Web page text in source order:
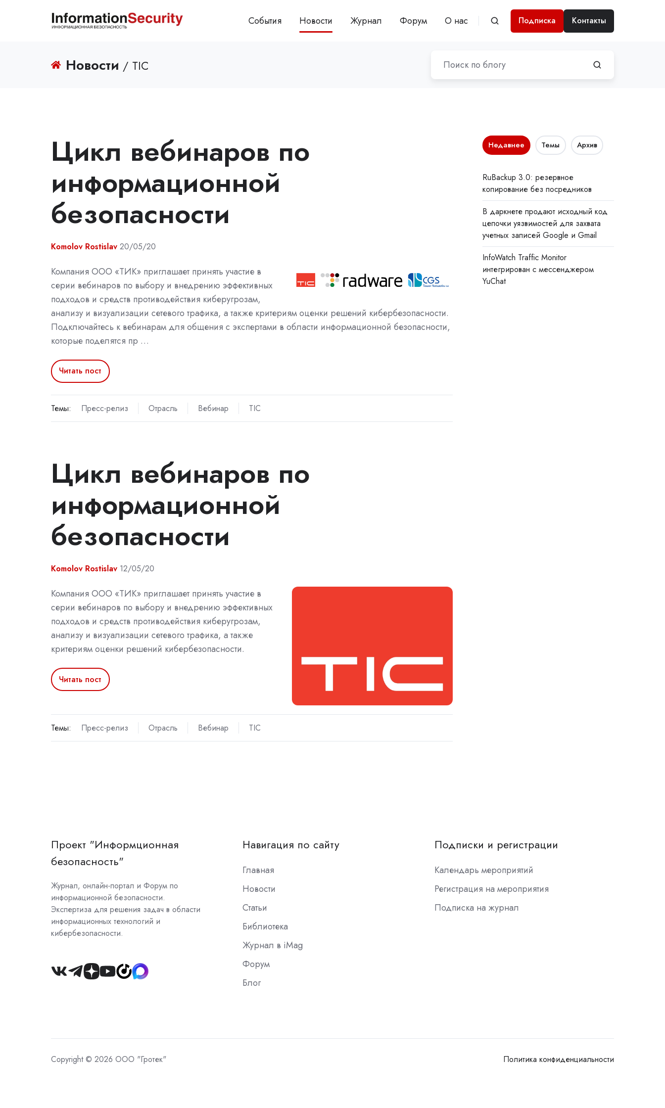
События Новости Журнал Форум О нас Подписка Контакты
Новости / TIC
Цикл вебинаров по
информационной
безопасности
Komolov Rostislav 20/05/20
Компания ООО «ТИК» приглашает принять участие в
серии вебинаров по выбору и внедрению эффективных
подходов и средств противодействия киберугрозам,
анализу и визуализации сетевого трафика, а также критериям оценки решений кибербезопасности.
Подключайтесь к вебинарам для общения с экспертами в области информационной безопасности,
которые поделятся пр …
Читать пост
Темы: Пресс-релиз Отрасль Вебинар TIC
Цикл вебинаров по
информационной
безопасности
Komolov Rostislav 12/05/20
Компания ООО «ТИК» приглашает принять участие в
серии вебинаров по выбору и внедрению эффективных
подходов и средств противодействия киберугрозам,
анализу и визуализации сетевого трафика, а также
критериям оценки решений кибербезопасности.
Читать пост
Темы: Пресс-релиз Отрасль Вебинар TIC
Недавнее Темы Архив
RuBackup 3.0: резервное
копирование без посредников
В даркнете продают исходный код
цепочки уязвимостей для захвата
учетных записей Google и Gmail
InfoWatch Traffic Monitor
интегрирован с мессенджером
YuChat
Проект "Информционная
безопасность"
Журнал, онлайн-портал и Форум по
информационной безопасности.
Экспертиза для решения задач в области
информационных технологий и
кибербезопасности.
Join
Навигация по сайту
Главная
Новости
Статьи
Библиотека
Журнал в iMag
Форум
Блог
Подписки и регистрации
Календарь мероприятий
Регистрация на мероприятия
Подписка на журнал
Copyright © 2026 ООО "Гротек" Политика конфиденциальности